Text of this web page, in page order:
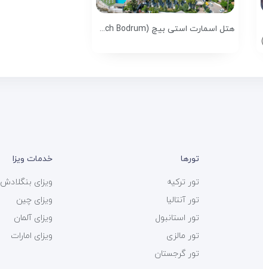
هتل اسمارت استی بیچ (Smart Stay Beach Bodrum)
تورها
تور ترکیه
تور آنتالیا
تور استانبول
تور مالزی
تور گرجستان
خدمات ویزا
ویزای بنگلادش
ویزای چین
ویزای آلمان
ویزای امارات